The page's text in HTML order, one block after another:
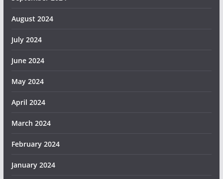
August 2024
July 2024
June 2024
May 2024
April 2024
March 2024
February 2024
January 2024